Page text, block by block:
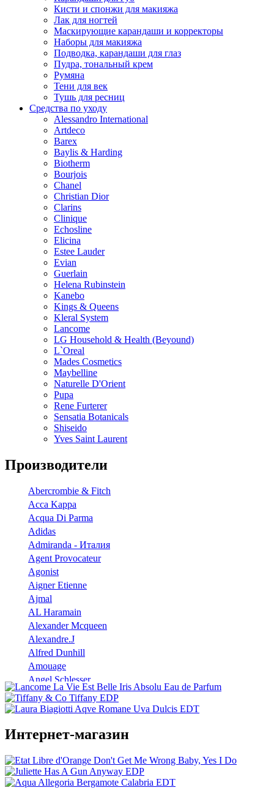
Кисти и спонжи для макияжа
Лак для ногтей
Маскирующие карандаши и корректоры
Наборы для макияжа
Подводка, карандаши для глаз
Пудра, тональный крем
Румяна
Тени для век
Тушь для ресниц
Средства по уходу
Alessandro International
Artdeco
Barex
Baylis & Harding
Biotherm
Bourjois
Chanel
Christian Dior
Clarins
Clinique
Echosline
Elicina
Estee Lauder
Evian
Guerlain
Helena Rubinstein
Kanebo
Kings & Queens
Kleral System
Lancome
LG Household & Health (Beyound)
L`Oreal
Mades Cosmetics
Maybelline
Naturelle D'Orient
Pupa
Rene Furterer
Sensatia Botanicals
Shiseido
Yves Saint Laurent
Производители
Abercrombie & Fitch
Acca Kappa
Acqua Di Parma
Adidas
Admiranda - Италия
Agent Provocateur
Agonist
Aigner Etienne
Ajmal
AL Haramain
Alexander Mcqueen
Alexandre.J
Alfred Dunhill
Amouage
Angel Schlesser
Anna Sui
Annayake
Antonio Banderas
Armaf
Armand Basi
Atelier Cologne
Интернет-магазин